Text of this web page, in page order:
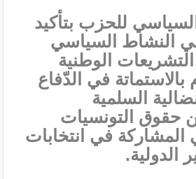
للحزب بتأكيد
النشاط السياسي
الوطنية
بالاستماتة في الدّفاع
السلمية
حقوق التونسيات
المشاركة في انتخابات
الدولية.